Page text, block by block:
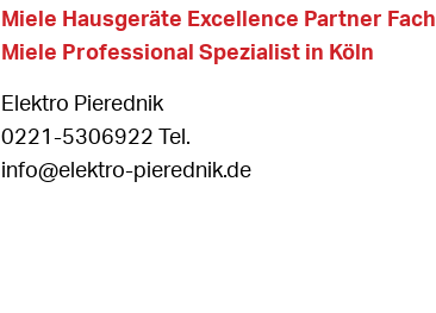
Miele Hausgeräte Excellence Partner
Miele Professional Spezialist in Köln
Elektro Pierednik
0221-5306922 Tel.
info@elektro-pierednik.de